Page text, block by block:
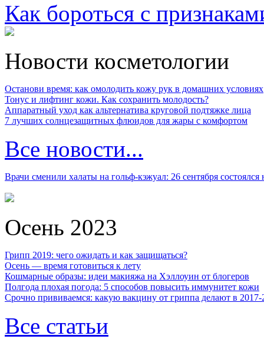
Как бороться с
Новости косметологии
Останови время: как омолодить кожу рук в домашних условиях
Тонус и лифтинг кожи. Как сохранить молодость?
Аппаратный уход как альтернатива круговой подтяжке лица
7 лучших солнцезащитных флюидов для жары с комфортом
Все новости...
Врачи сменили халаты на гольф-кэжуал: 26 сентября
Осень 2023
Грипп 2019: чего ожидать и как защищаться?
Осень — время готовиться к лету
Кошмарные образы: идеи макияжа на Хэллоуин от блогеров
Полгода плохая погода: 5 способов повысить иммунитет кожи
Срочно прививаемся: какую вакцину от гриппа делают в 2017-
Все статьи